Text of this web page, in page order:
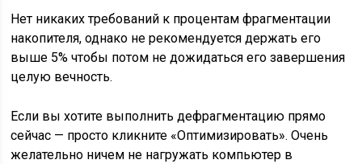
Нет никаких требований к процентам фрагментации
накопителя, однако не рекомендуется держать его
выше 5% чтобы потом не дожидаться его завершения
целую вечность.
Если вы хотите выполнить дефрагментацию прямо
сейчас — просто кликните «Оптимизировать». Очень
желательно ничем не нагружать компьютер в